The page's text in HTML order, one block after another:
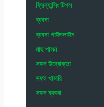
ফ্রিল্যান্সিং টিপস
ব্যবসা
ব্যবসা গাইডলাইন
মাছ পালন
সফল উদ্যোক্তা
সফল খামারি
সফল ব্যবসা